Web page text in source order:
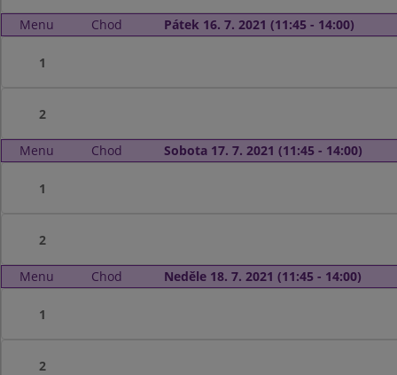
Menu Chod Pátek 16. 7. 2021 (11:45 - 14:00)
1
2
Menu Chod Sobota 17. 7. 2021 (11:45 - 14:00)
1
2
Menu Chod Neděle 18. 7. 2021 (11:45 - 14:00)
1
2